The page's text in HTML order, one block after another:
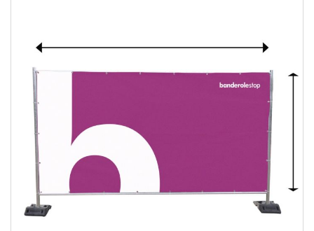
images
gallery